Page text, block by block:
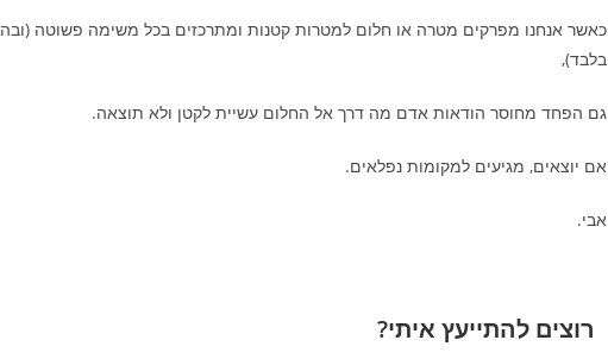
כאשר אנחנו מפרקים מטרה או חלום למטרות קטנות ומתרכזים בכל משימה פשוטה (ובה
בלבד),
גם הפחד מחוסר הודאות אדם מה דרך אל החלום עשיית לקטן ולא תוצאה.
אם יוצאים, מגיעים למקומות נפלאים.
אבי.
רוצים להתייעץ איתי?